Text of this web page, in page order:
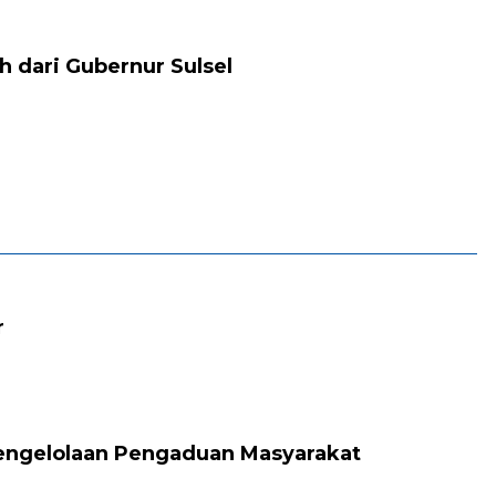
dari Gubernur Sulsel
Pengaduan Masyarakat